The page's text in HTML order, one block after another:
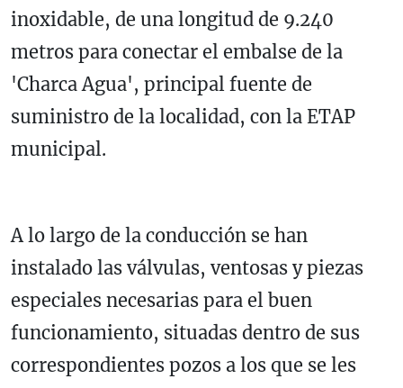
inoxidable, de una longitud de 9.240
metros para conectar el embalse de la
'Charca Agua', principal fuente de
suministro de la localidad, con la ETAP
municipal.
A lo largo de la conducción se han
instalado las válvulas, ventosas y piezas
especiales necesarias para el buen
funcionamiento, situadas dentro de sus
correspondientes pozos a los que se les